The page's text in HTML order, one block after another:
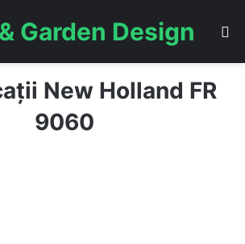
Garden Design
New Holland FR
9060